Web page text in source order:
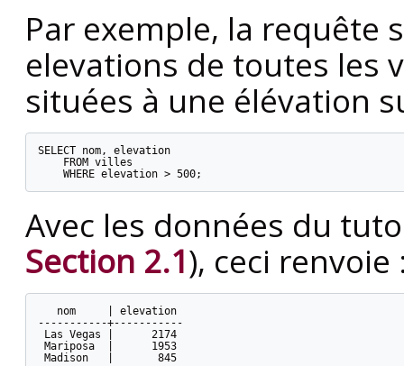
Par exemple, la requête
elevations de toutes les
situées à une élévation
SELECT nom, elevation
    FROM villes
    WHERE elevation > 500;
Avec les données du
Section 2.1), ceci renvoie
   nom     | elevation
-----------+-----------
Las Vegas |      2174
Mariposa  |      1953
Madison   |       845